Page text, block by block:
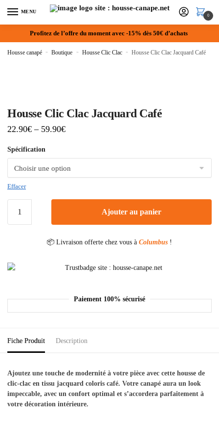
MENU
0
Profitez de l’offre du moment avec -15% dès 50€ d’achats
Housse canapé » Boutique » Housse Clic Clac » Housse Clic Clac Jacquard Café
Housse Clic Clac Jacquard Café
22.90€ – 59.90€
Spécification
Effacer
Ajouter au panier
📦 Livraison offerte chez vous à Columbus !
Paiement 100% sécurisé
Fiche Produit Description
Ajoutez une touche de modernité à votre pièce avec cette housse de
clic-clac en tissu jacquard coloris café. Votre canapé aura un look
impeccable, avec un confort optimal et s’accordera parfaitement à
votre décoration intérieure.